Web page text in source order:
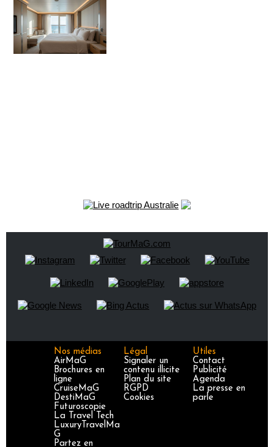
Nos médias
AirMaG
Brochures en
ligne
CruiseMaG
DestiMaG
Futuroscopie
La Travel Tech
LuxuryTravelMa
G
Partez en
Légal
Signaler un
contenu illicite
Plan du site
RGPD
Cookies
Utiles
Contact
Publicité
Agenda
La presse en
parle